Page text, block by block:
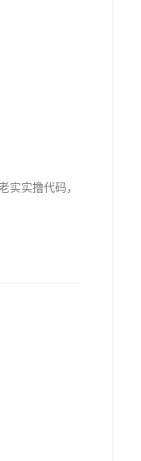
实撸代码，